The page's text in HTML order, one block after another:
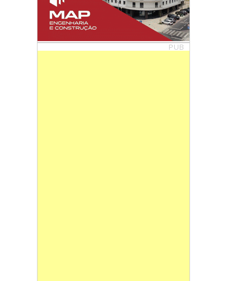
PUB